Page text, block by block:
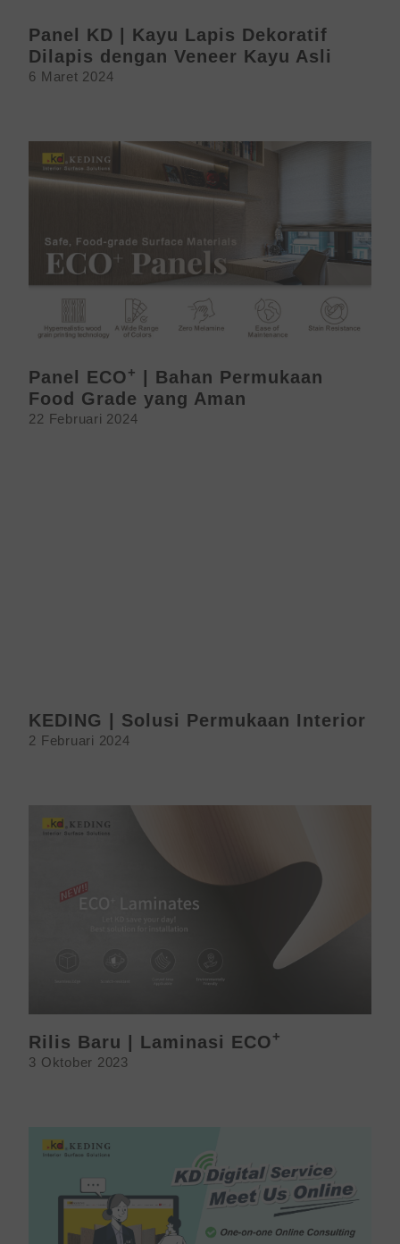
Panel KD | Kayu Lapis Dekoratif
Dilapis dengan Veneer Kayu Asli
6 Maret 2024
Panel ECO+
| Bahan Permukaan
Food Grade yang Aman
22 Februari 2024
KEDING | Solusi Permukaan Interior
2 Februari 2024
Rilis Baru | Laminasi ECO+
3 Oktober 2023